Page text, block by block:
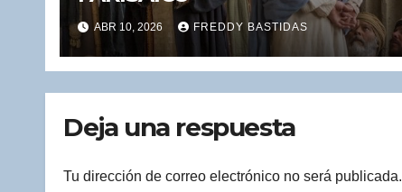
ABR 10, 2026 FREDDY BASTIDAS
Deja una respuesta
Tu dirección de correo electrónico no será publicada.